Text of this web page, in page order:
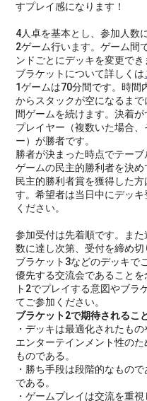
すプレイ感になります！
4人卓を基本とし、参加人数
2ゲーム行います。ゲーム間
ンドごとにデッキを変更でき
ブラケットについて詳しくは
1ゲームは70分間です。時間
からスタックが空になるま
間ゲームを続けます。決着
プレイヤー（複数いた場合
ー）が勝者です。
勝者が決まった時点でテー
ゲームの民主的勝利者を決め
民主的勝利者賞を獲得した
す。希望者は当日中にデッ
ください。
参加受付は先着順です。ま
数に達し次第、受付を締め切
ブラケット3などのデッキで
優先する交流会であること
ト2でプレイする意図やブラ
てご参加ください。
ブラケット2で期待されるこ
・デッキは最適化されたも
エンターテインメント性の
ものである。
・勝ち手段は段階的なもの
である。
・ゲームプレイは交流を重